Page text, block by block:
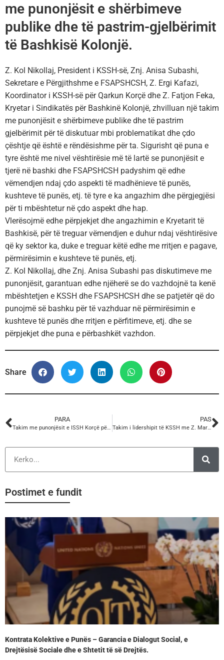
me punonjësit e shërbimeve
publike dhe të pastrim-gjelbërimit
të Bashkisë Kolonjë.
Z. Kol Nikollaj, President i KSSH-së, Znj. Anisa Subashi,
Sekretare e Përgjithshme e FSAPSHCSH, Z. Ergi Kafazi,
Koordinator i KSSH-së për Qarkun Korçë dhe Z. Fatjon Feka,
Kryetar i Sindikatës për Bashkinë Kolonjë, zhvilluan një takim
me punonjësit e shërbimeve publike dhe të pastrim
gjelbërimit për të diskutuar mbi problematikat dhe çdo
çështje që është e rëndësishme për ta. Sigurisht që puna e
tyre është me nivel vështirësie më të lartë se punonjësit e
tjerë në bashki dhe FSAPSHCSH padyshim që edhe
vëmendjen ndaj çdo aspekti të madhënieve të punës,
kushteve të punës, etj. të tyre e ka angazhim dhe përgjegjësi
për ti mbështetur në çdo aspekt dhe hap.
Vlerësojmë edhe përpjekjet dhe angazhimin e Kryetarit të
Bashkisë, për të treguar vëmendjen e duhur ndaj vështirësive
që ky sektor ka, duke e treguar këtë edhe me rritjen e pagave,
përmirësimin e kushteve të punës, etj.
Z. Kol Nikollaj, dhe Znj. Anisa Subashi pas diskutimeve me
punonjësit, garantuan edhe njëherë se do vazhdojnë ta kenë
mbështetjen e KSSH dhe FSAPSHCSH dhe se patjetër që do
punojmë së bashku për të vazhduar në përmirësimin e
kushteve të punës dhe rritjen e përfitimeve, etj. dhe se
përpjekjet dhe puna e përbashkët vazhdon.
Share
PARA
Takim me punonjësit e ISSH Korçë për çështjet sindikale dhe të punës në këtë institucion
PAS
Takim i lidershipit të KSSH me Z. Markus Ruck, specialist i lartë i ILO për çështjet e Mbrojtjes Sociale dhe Znj. Zhuljeta Harasani, Koordinatore e ILO-s për Shqipërinë.
Postimet e fundit
Kontrata Kolektive e Punës – Garancia e Dialogut Social, e
Drejtësisë Sociale dhe e Shtetit të së Drejtës.